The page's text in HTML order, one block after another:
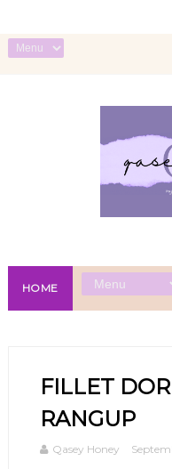
HOME
FILLET
RANGUP
Qasey Honey